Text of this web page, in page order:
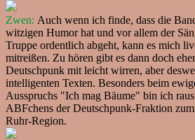
Zwen: Auch wenn ich finde, dass die
witzigen Humor hat und vor allem der
Truppe ordentlich abgeht, kann es mich
mitreißen. Zu hören gibt es dann doch
Deutschpunk mit leicht wirren, aber
intelligenten Texten. Besonders beim
Ausspruchs "Ich mag Bäume" bin ich
ABFchens der Deutschpunk-Fraktion
Ruhr-Region.